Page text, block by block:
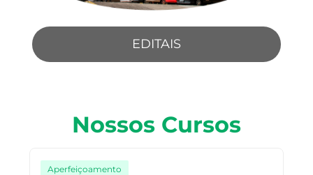
EDITAIS
Nossos Cursos
Aperfeiçoamento